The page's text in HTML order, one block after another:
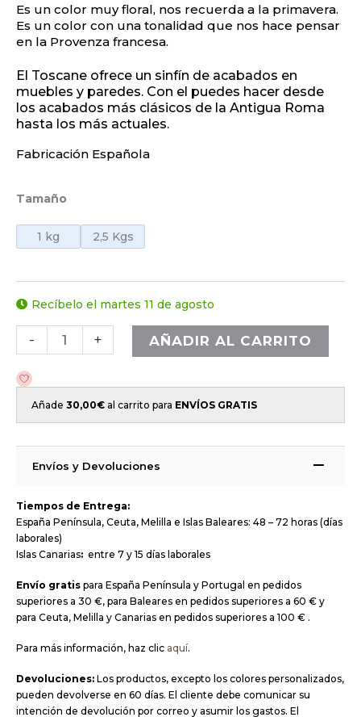
Es un color muy floral, nos recuerda a la primavera.
Es un color con una tonalidad que nos hace pensar
en la Provenza francesa.
El Toscane ofrece un sinfín de acabados en
muebles y paredes. Con el puedes hacer desde
los acabados más clásicos de la Antigua Roma
hasta los más actuales.
Fabricación Española
Tamaño
1 kg 2,5 Kgs
Recíbelo el martes 11 de agosto
- + AÑADIR AL CARRITO
Añade 30,00€ al carrito para ENVÍOS GRATIS
Envíos y Devoluciones
Tiempos de Entrega:
España Península, Ceuta, Melilla e Islas Baleares: 48 – 72 horas (días
laborales)
Islas Canarias: entre 7 y 15 días laborales
Envío gratis para España Península y Portugal en pedidos
superiores a 30 €, para Baleares en pedidos superiores a 60 € y
para Ceuta, Melilla y Canarias en pedidos superiores a 100 € .
Para más información, haz clic aquí.
Devoluciones: Los productos, excepto los colores personalizados,
pueden devolverse en 60 días. El cliente debe comunicar su
intención de devolución por correo y asumir los gastos. El